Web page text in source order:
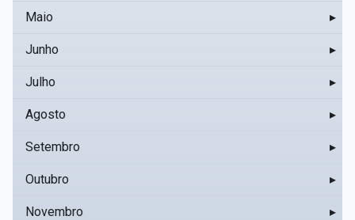
Maio ▸
Junho ▸
Julho ▸
Agosto ▸
Setembro ▸
Outubro ▸
Novembro ▸